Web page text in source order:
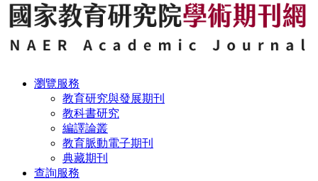
瀏覽服務
教育研究與發展期刊
教科書研究
編譯論叢
教育脈動電子期刊
典藏期刊
查詢服務